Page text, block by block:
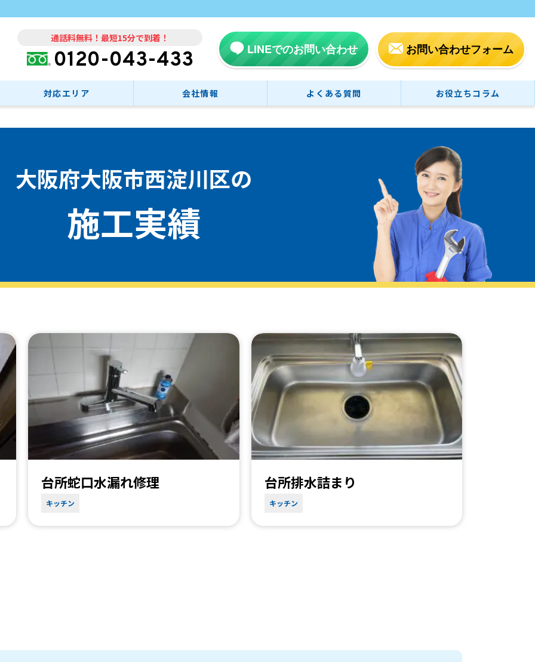
通話料無料！最短15分で到着！
0120-043-433 LINEでのお問い合わせ お問い合わせフォーム
対応エリア 会社情報 よくある質問 お役立ちコラム
大阪府大阪市西淀川区の
施工実績
台所蛇口水漏れ修理
キッチン
台所排水詰まり
キッチン